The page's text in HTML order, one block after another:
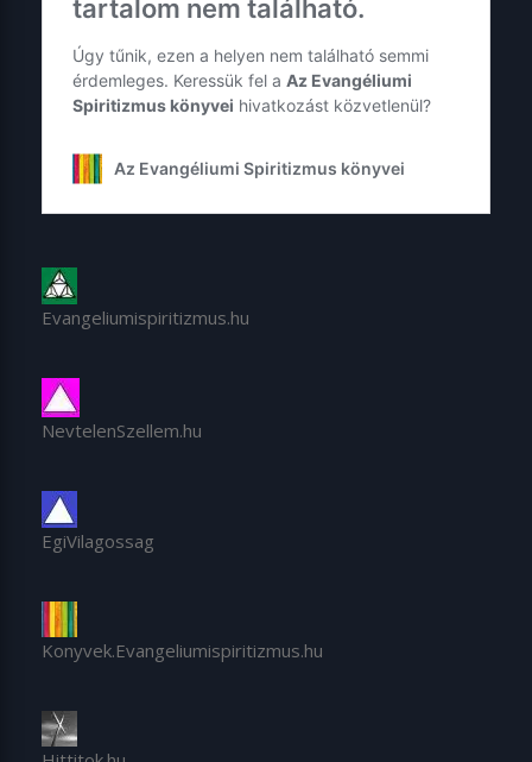
Evangeliumispiritizmus.hu
NevtelenSzellem.hu
EgiVilagossag
Konyvek.Evangeliumispiritizmus.hu